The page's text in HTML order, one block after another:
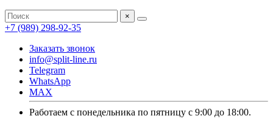
×
+7 (989) 298-92-35
Заказать звонок
info@split-line.ru
Telegram
WhatsApp
MAX
Работаем с понедельника по пятницу с 9:00 до 18:00.